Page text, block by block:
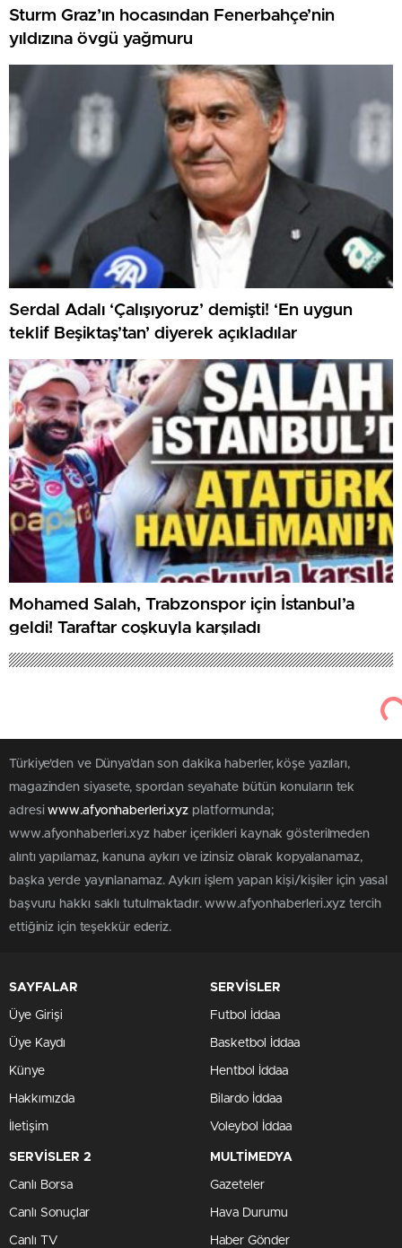
Sturm Graz’ın hocasından Fenerbahçe’nin
yıldızına övgü yağmuru
Serdal Adalı ‘Çalışıyoruz’ demişti! ‘En uygun
teklif Beşiktaş’tan’ diyerek açıkladılar
Mohamed Salah, Trabzonspor için İstanbul’a
geldi! Taraftar coşkuyla karşıladı
Türkiye'den ve Dünya’dan son dakika haberler, köşe yazıları,
magazinden siyasete, spordan seyahate bütün konuların tek
adresiwww.afyonhaberleri.xyz platformunda;
www.afyonhaberleri.xyz haber içerikleri kaynak gösterilmeden
alıntı yapılamaz, kanuna aykırı ve izinsiz olarak kopyalanamaz,
başka yerde yayınlanamaz. Aykırı işlem yapan kişi/kişiler için yasal
başvuru hakkı saklı tutulmaktadır. www.afyonhaberleri.xyz tercih
ettiğiniz için teşekkür ederiz.
SAYFALAR
Üye Girişi
Üye Kaydı
Künye
Hakkımızda
İletişim
SERVİSLER
Futbol İddaa
Basketbol İddaa
Hentbol İddaa
Bilardo İddaa
Voleybol İddaa
SERVİSLER 2
Canlı Borsa
Canlı Sonuçlar
Canlı TV
MULTİMEDYA
Gazeteler
Hava Durumu
Haber Gönder